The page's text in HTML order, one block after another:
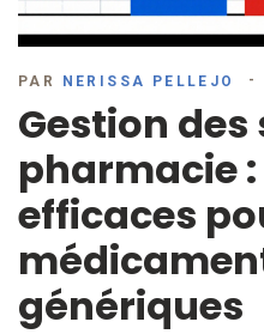
PAR NERISSA PELLEJO
Gestion
pharmacie
efficaces
génériques